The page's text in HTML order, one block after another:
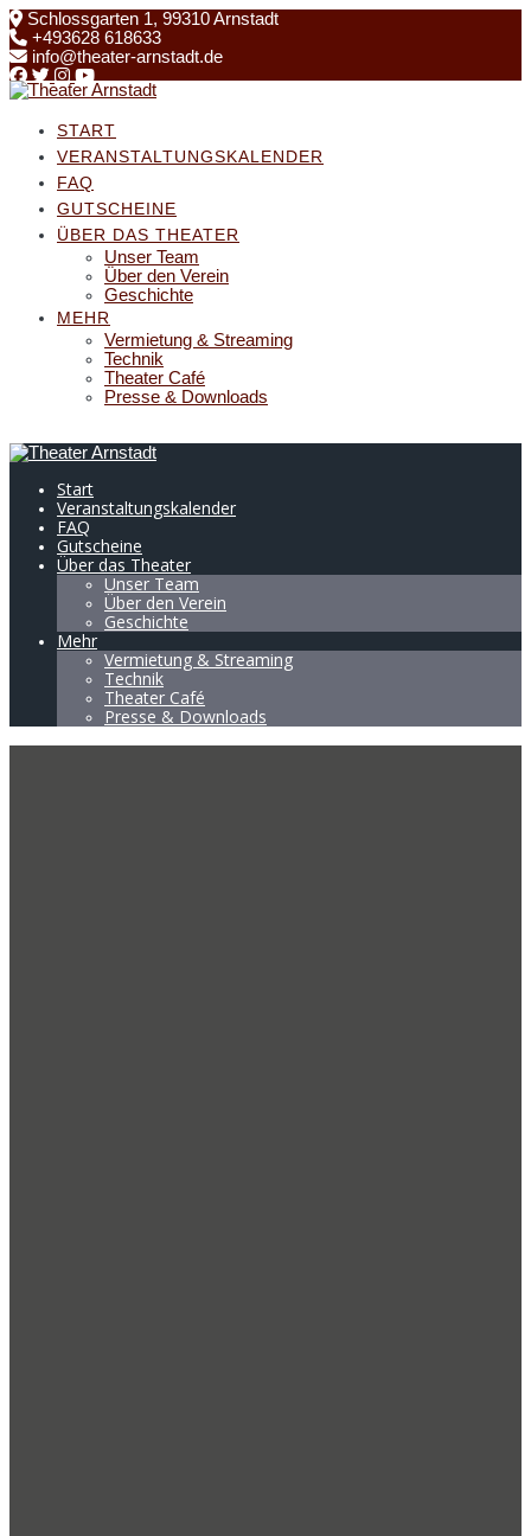
Skip
to
content
Schlossgarten 1, 99310 Arnstadt
+493628 618633
info@theater-arnstadt.de
START
VERANSTALTUNGSKALENDER
FAQ
GUTSCHEINE
ÜBER DAS THEATER
Unser Team
Über den Verein
Geschichte
MEHR
Vermietung & Streaming
Technik
Theater Café
Presse & Downloads
Start
Veranstaltungskalender
FAQ
Gutscheine
Über das Theater
Unser Team
Über den Verein
Geschichte
Mehr
Vermietung & Streaming
Technik
Theater Café
Presse & Downloads